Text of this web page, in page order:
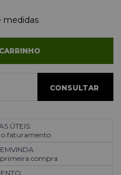
medidas
ÚTEIS:
o faturamento
primeira compra